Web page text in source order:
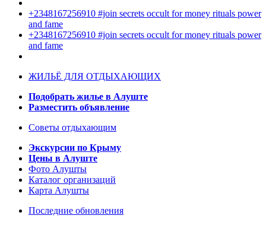
+2348167256910 #join secrets occult for money rituals power
and fame
+2348167256910 #join secrets occult for money rituals power
and fame
ЖИЛЬЁ ДЛЯ ОТДЫХАЮЩИХ
Подобрать жилье в Алуште
Разместить объявление
Советы отдыхающим
Экскурсии по Крыму
Цены в Алуште
Фото Алушты
Каталог организаций
Карта Алушты
Последние обновления